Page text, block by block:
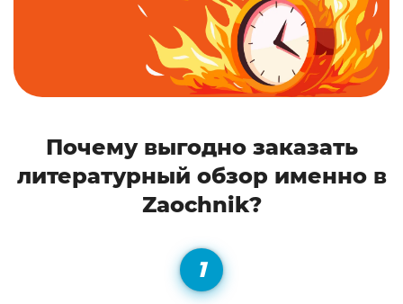
Почему выгодно заказать
литературный обзор именно в
Zaochnik?